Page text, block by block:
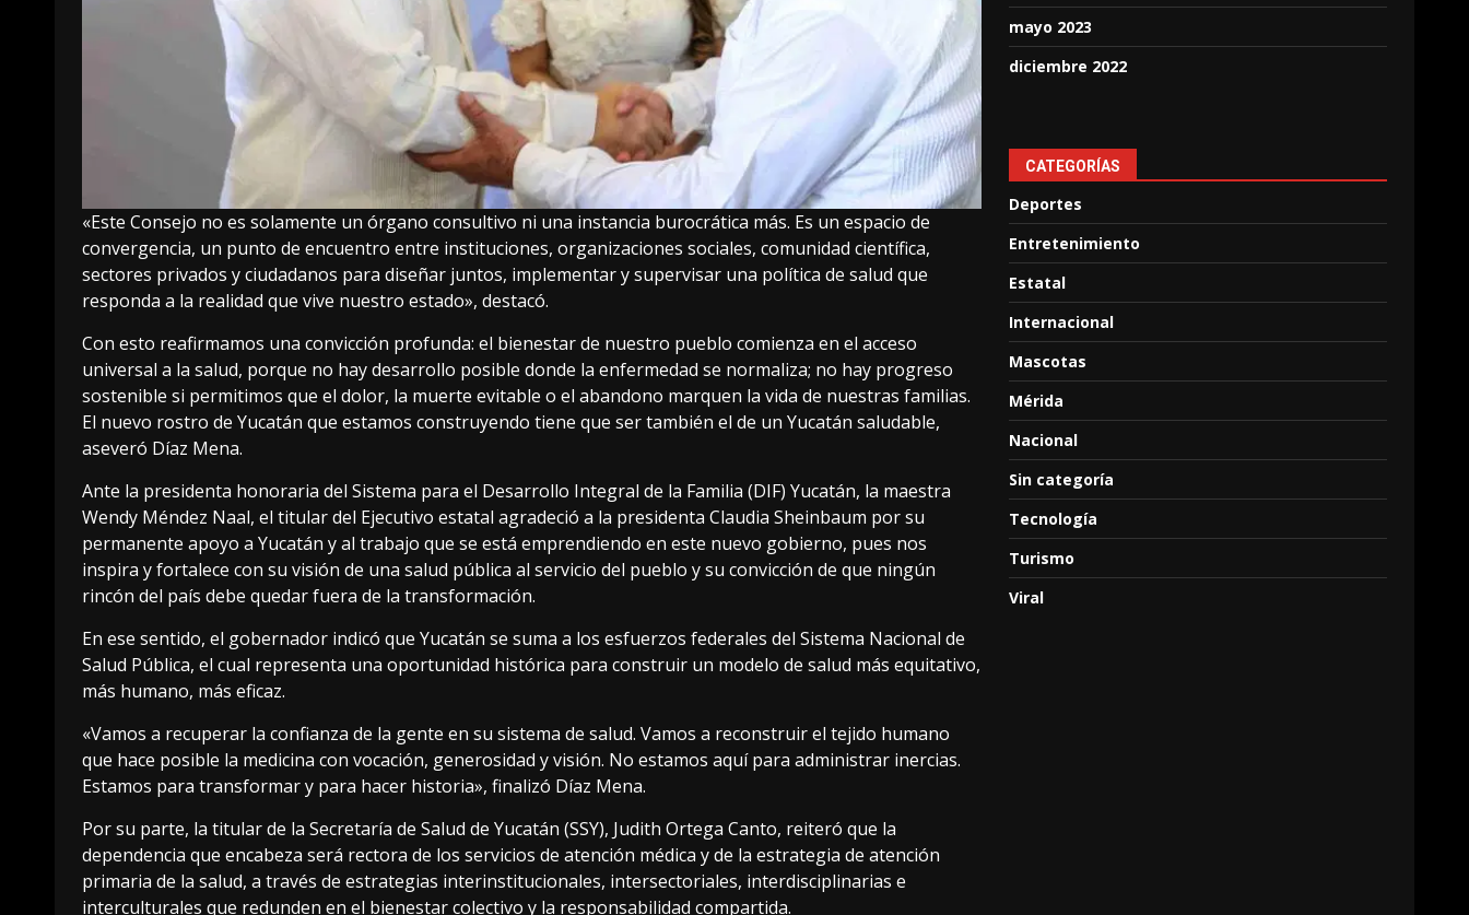
«Este Consejo no es solamente un órgano consultivo ni una instancia burocrática más. Es un espacio de
convergencia, un punto de encuentro entre instituciones, organizaciones sociales, comunidad científica,
sectores privados y ciudadanos para diseñar juntos, implementar y supervisar una política de salud que
responda a la realidad que vive nuestro estado», destacó.
Con esto reafirmamos una convicción profunda: el bienestar de nuestro pueblo comienza en el acceso
universal a la salud, porque no hay desarrollo posible donde la enfermedad se normaliza; no hay progreso
sostenible si permitimos que el dolor, la muerte evitable o el abandono marquen la vida de nuestras familias.
El nuevo rostro de Yucatán que estamos construyendo tiene que ser también el de un Yucatán saludable,
aseveró Díaz Mena.
Ante la presidenta honoraria del Sistema para el Desarrollo Integral de la Familia (DIF) Yucatán, la maestra
Wendy Méndez Naal, el titular del Ejecutivo estatal agradeció a la presidenta Claudia Sheinbaum por su
permanente apoyo a Yucatán y al trabajo que se está emprendiendo en este nuevo gobierno, pues nos
inspira y fortalece con su visión de una salud pública al servicio del pueblo y su convicción de que ningún
rincón del país debe quedar fuera de la transformación.
En ese sentido, el gobernador indicó que Yucatán se suma a los esfuerzos federales del Sistema Nacional de
Salud Pública, el cual representa una oportunidad histórica para construir un modelo de salud más equitativo,
más humano, más eficaz.
«Vamos a recuperar la confianza de la gente en su sistema de salud. Vamos a reconstruir el tejido humano
que hace posible la medicina con vocación, generosidad y visión. No estamos aquí para administrar inercias.
Estamos para transformar y para hacer historia», finalizó Díaz Mena.
Por su parte, la titular de la Secretaría de Salud de Yucatán (SSY), Judith Ortega Canto, reiteró que la
dependencia que encabeza será rectora de los servicios de atención médica y de la estrategia de atención
primaria de la salud, a través de estrategias interinstitucionales, intersectoriales, interdisciplinarias e
interculturales que redunden en el bienestar colectivo y la responsabilidad compartida.
mayo 2023
diciembre 2022
CATEGORÍAS
Deportes
Entretenimiento
Estatal
Internacional
Mascotas
Mérida
Nacional
Sin categoría
Tecnología
Turismo
Viral